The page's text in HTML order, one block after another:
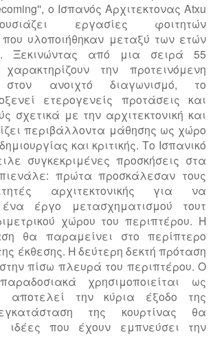
o Ισπανός Αρχιτεκτονας Αtxu
εργασίες φοιτητών
που υλοποιήθηκαν μεταξύ των ετών
Ξεκινώντας από μια σειρά 55
την προτεινόμενη
στον ανοιχτό διαγωνισμό, το
ετερογενείς προτάσεις και
σχετικά με την αρχιτεκτονική και
περιβάλλοντα μάθησης ως χώρο
και κριτικής. Το Ισπανικό
συγκεκριμένες προσκήσεις στα
πρώτα προσκάλεσαν τους
αρχιτεκτονικής για να
έργο μετασχηματισμού τουτ
χώρου του περιπτέρου. Η
θα παραμείνει στο περίπτερο
έκθεσης. Η δεύτερη δεκτή πρόταση
πίσω πλευρά του περιπτέρου. Ο
χρησιμοποιείται ως
αποτελεί την κύρια έξοδο της
της κουρτίνας θα
ιδέες που έχουν εμπνεύσει την